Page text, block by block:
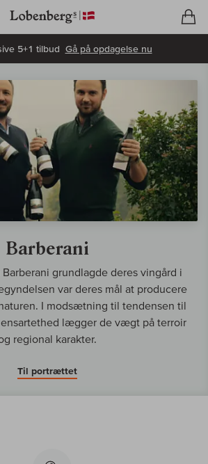
5+1 tilbud Gå på opdagelse nu
Barberani
grundlagde deres vingård i
var deres mål at producere
I modsætning til tendensen til
lægger de vægt på terroir
regional karakter.
Til portrættet